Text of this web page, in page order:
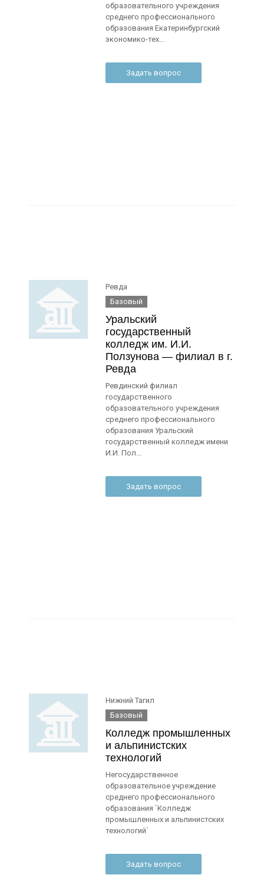
образовательного учреждения
среднего профессионального
образования Екатеринбургский
экономико-тех...
Задать вопрос
Ревда
Базовый
Уральский
государственный
колледж им. И.И.
Ползунова — филиал в г.
Ревда
Ревдинский филиал
государственного
образовательного учреждения
среднего профессионального
образования Уральский
государственный колледж имени
И.И. Пол...
Задать вопрос
Нижний Тагил
Базовый
Колледж промышленных
и альпинистских
технологий
Негосударственное
образовательное учреждение
среднего профессионального
образования `Колледж
промышленных и альпинистских
технологий`
Задать вопрос